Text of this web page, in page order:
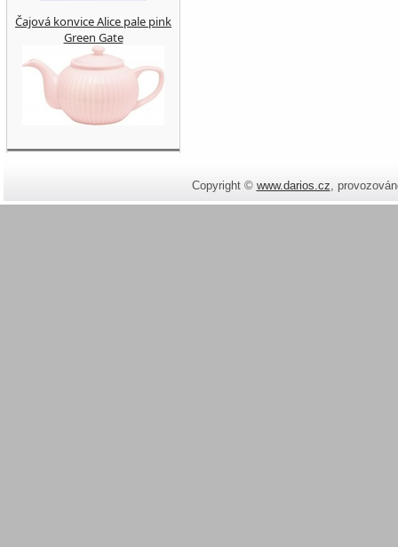
Čajová konvice Alice pale pink
Green Gate
Copyright © www.darios.cz,